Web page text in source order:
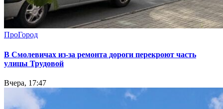
ПроГород
В Смолевичах из-за ремонта дороги перекроют часть
улицы Трудовой
Вчера, 17:47